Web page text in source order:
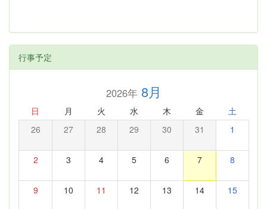
行事予定
2026年8月
日 月 火 水 木 金 土
26 27 28 29 30 31 1
2 3 4 5 6 7 8
9 10 11 12 13 14 15